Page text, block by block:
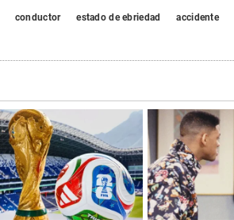
conductor estado de ebriedad accidente